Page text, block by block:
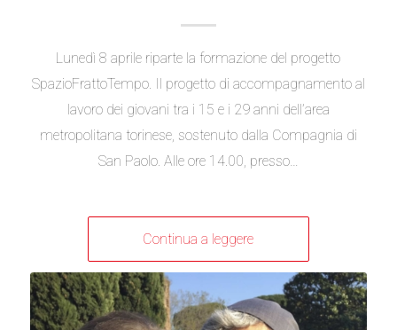
Lunedì 8 aprile riparte la formazione del progetto
SpazioFrattoTempo. Il progetto di accompagnamento al
lavoro dei giovani tra i 15 e i 29 anni dell’area
metropolitana torinese, sostenuto dalla Compagnia di
San Paolo. Alle ore 14.00, presso…
Continua a leggere